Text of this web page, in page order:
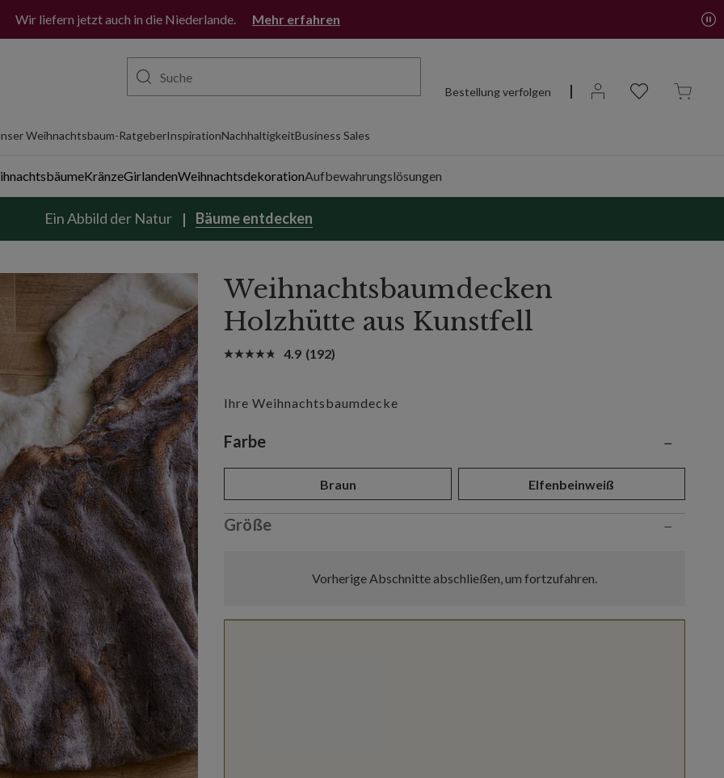
Wir liefern jetzt auch in die Niederlande. Mehr erfahren
Bestellung verfolgen
Weihnachtsbaum-RatgeberInspirationNachhaltigkeitBusiness Sales
KränzeGirlandenWeihnachtsdekorationAufbewahrungslösungen
Ein Abbild der Natur Bäume entdecken
Weihnachtsbaumdecken
Holzhütte aus Kunstfell
4.9 (192)
Ihre Weihnachtsbaumdecke
Variant selection
Farbe −
Braun Elfenbeinweiß
Größe −
Vorherige Abschnitte abschließen, um fortzufahren.